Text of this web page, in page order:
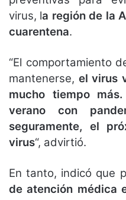
virus, la región de la
cuarentena.
“El comportamiento
mantenerse, el virus
mucho tiempo
verano con
seguramente, el
virus“, advirtió.
En tanto, indicó que
de atención médica